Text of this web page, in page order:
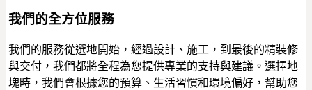
我們的全方位服務
我們的服務從選地開始，經過設計、施工，到最後的精裝修
與交付，我們都將全程為您提供專業的支持與建議。選擇地
塊時，我們會根據您的預算、生活習慣和環境偏好，幫助您